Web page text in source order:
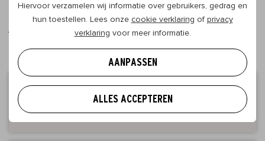
Hiervoor verzamelen wij informatie over gebruikers, gedrag en
hun toestellen. Lees onze cookie verklaring of privacy
verklaring voor meer informatie.
AANPASSEN
ALLES ACCEPTEREN
Zin in een avontuur met je viervoeter? Suppen met
je hond is een goede work-out én SUP-er leuk! Ga
Jouw gegevens
Kom alles te weten over jouw viervoeter!